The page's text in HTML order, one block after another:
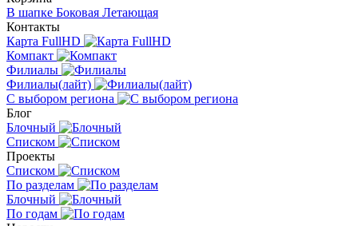
В шапке Боковая Летающая
Контакты
Карта FullHD
Компакт
Филиалы
Филиалы(лайт)
С выбором региона
Блог
Блочный
Списком
Проекты
Списком
По разделам
Блочный
По годам